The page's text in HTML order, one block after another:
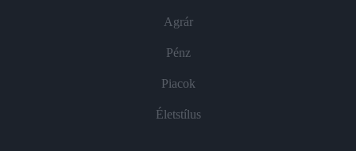
Agrár
Pénz
Piacok
Életstílus